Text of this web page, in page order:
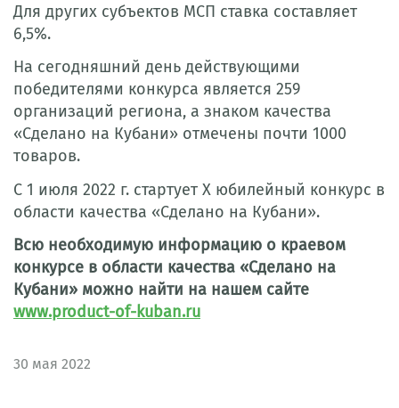
Для других субъектов МСП ставка составляет
6,5%.
На сегодняшний день действующими
победителями конкурса является 259
организаций региона, а знаком качества
«Сделано на Кубани» отмечены почти 1000
товаров.
С 1 июля 2022 г. стартует X юбилейный конкурс в
области качества «Сделано на Кубани».
Всю необходимую информацию о краевом
конкурсе в области качества «Сделано на
Кубани» можно найти на нашем сайте
www.product-of-kuban.ru
30 мая 2022